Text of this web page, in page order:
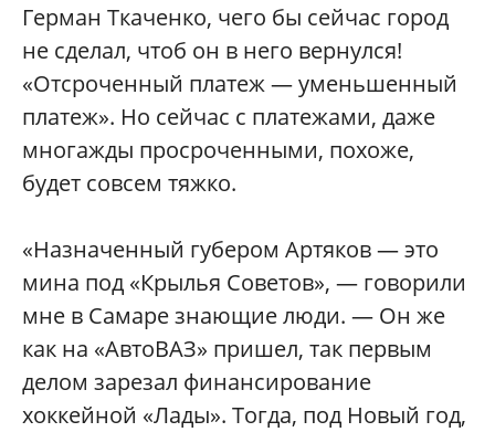
Герман Ткаченко, чего бы сейчас город
не сделал, чтоб он в него вернулся!
«Отсроченный платеж — уменьшенный
платеж». Но сейчас с платежами, даже
многажды просроченными, похоже,
будет совсем тяжко.
«Назначенный губером Артяков — это
мина под «Крылья Советов», — говорили
мне в Самаре знающие люди. — Он же
как на «АвтоВАЗ» пришел, так первым
делом зарезал финансирование
хоккейной «Лады». Тогда, под Новый год,